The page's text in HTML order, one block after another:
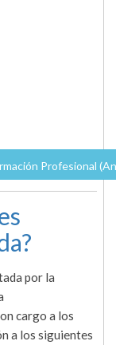
Profesional
por la
cargo a los
a los siguientes